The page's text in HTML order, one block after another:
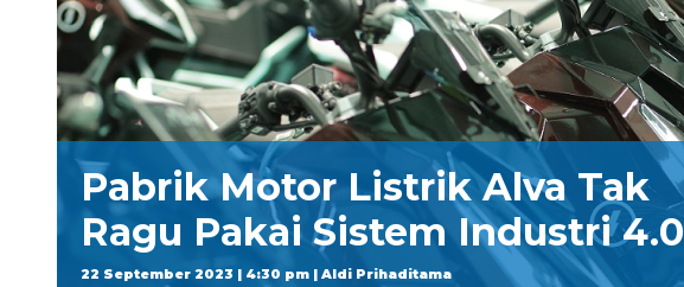
Pabrik Motor Listrik Alva Tak
Ragu Pakai Sistem Industri 4.0
22 September 2023 | 4:30 pm | Aldi Prihaditama